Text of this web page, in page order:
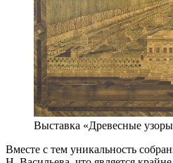
Выставка «Древесные
Вместе с тем уникальность